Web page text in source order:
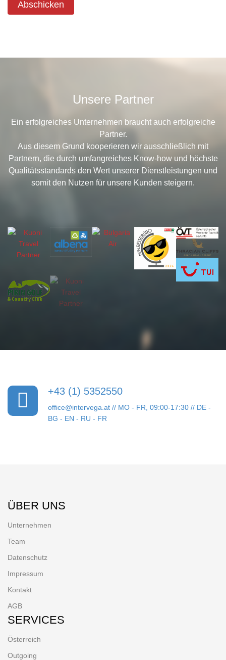
Abschicken
Unsere Partner
Ein erfolgreiches Unternehmen braucht auch erfolgreiche
Partner.
Aus diesem Grund kooperieren wir ausschließlich mit
Partnern, die durch umfangreiches Know-how und höchste
Qualitätsstandards den Wert unserer Dienstleistungen und
somit den Nutzen für unsere Kunden steigern.
+43 (1) 5352550
office@intervega.at // MO - FR, 09:00-17:30 // DE -
BG - EN - RU - FR
ÜBER UNS
Unternehmen
Team
Datenschutz
Impressum
Kontakt
AGB
SERVICES
Österreich
Outgoing